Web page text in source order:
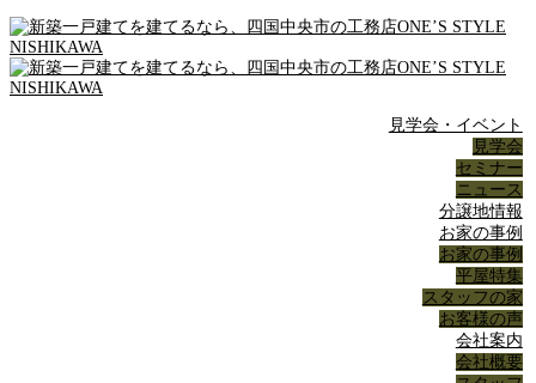
見学会・イベント
見学会
セミナー
ニュース
分譲地情報
お家の事例
お家の事例
平屋特集
スタッフの家
お客様の声
会社案内
会社概要